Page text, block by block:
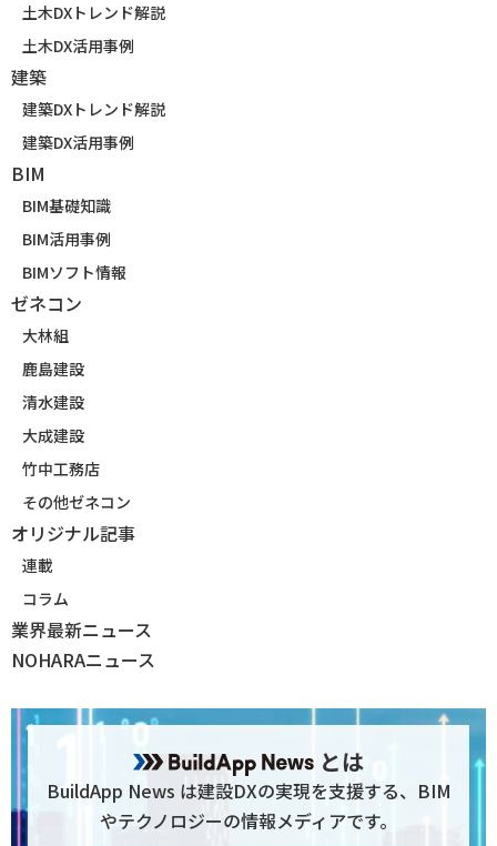
土木DXトレンド解説
土木DX活用事例
建築
建築DXトレンド解説
建築DX活用事例
BIM
BIM基礎知識
BIM活用事例
BIMソフト情報
ゼネコン
大林組
鹿島建設
清水建設
大成建設
竹中工務店
その他ゼネコン
オリジナル記事
連載
コラム
業界最新ニュース
NOHARAニュース
とは
BuildApp News は建設DXの実現を支援する、BIM
やテクノロジーの情報メディアです。